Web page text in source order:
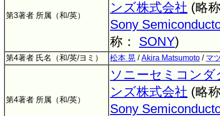
第3著者 所属（和/英）
ンズ株式会社 (略
Sony
称： SONY)
第4著者 氏名（和/英/ヨミ） 松本 晃 /Akira Matsumoto / マ
第4著者 所属（和/英）
ソニーセミコン
ンズ株式会社 (略
Sony